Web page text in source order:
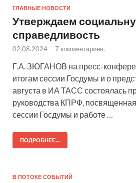
ГЛАВНЫЕ НОВОСТИ
Утверждаем
справедливость
02.08.2024 - 7 комментариев.
Г.А. ЗЮГАНОВ на пресс-
итогам сессии Госдумы и о
августа в ИА ТАСС состоялась
руководства КПРФ,
сессии Госдумы и работе …
ПОДРОБНЕЕ...
В ПОТОКЕ СОБЫТИЙ